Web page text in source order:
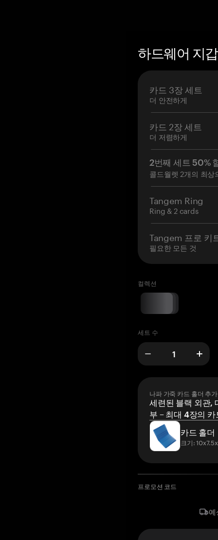
하드웨어 지
카드 3장 세트
더 안전하게
카드 2장 세트
더 저렴하게
2번째 세트 50%
콜드월렛 2개의 최상
Tangem Ring
Ring & 2 cards
Tangem 프로 키
필요한 모든 것
컬렉션
세트 수
나파 가죽 카드 홀더 추가
세련된 블랙 외관,
부 – 최대 4장의
카드 홀더
크기:
프로모션 코드
예